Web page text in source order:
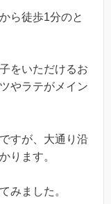
ら徒歩1分のと
をいただけるお
やラテがメイン
すが、大通り沿
ります。
みました。